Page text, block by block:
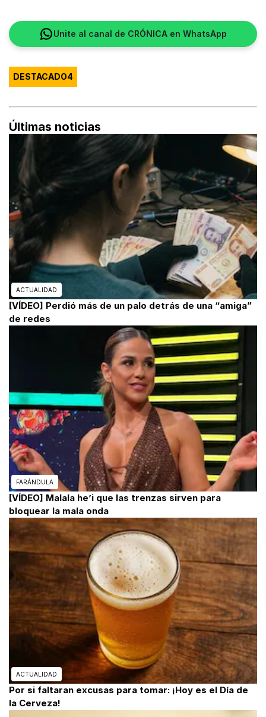
Unite al canal de CRÓNICA en WhatsApp
DESTACADO4
Últimas noticias
ACTUALIDAD
[VÍDEO] Perdió más de un palo detrás de una “amiga”
de redes
FARÁNDULA
[VÍDEO] Malala he’i que las trenzas sirven para
bloquear la mala onda
ACTUALIDAD
Por si faltaran excusas para tomar: ¡Hoy es el Día de
la Cerveza!